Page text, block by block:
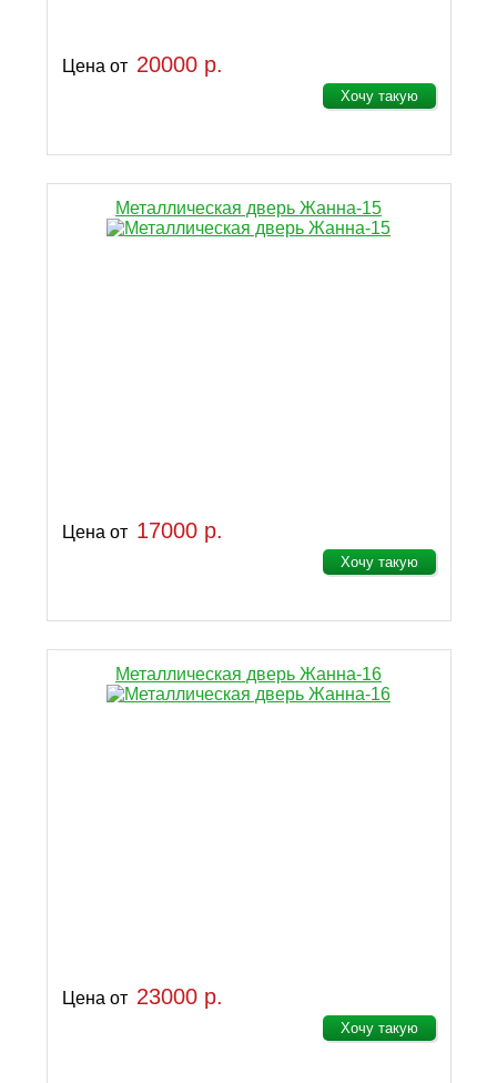
Цена от 20000 р.
Хочу такую
Металлическая дверь Жанна-15
Цена от 17000 р.
Хочу такую
Металлическая дверь Жанна-16
Цена от 23000 р.
Хочу такую